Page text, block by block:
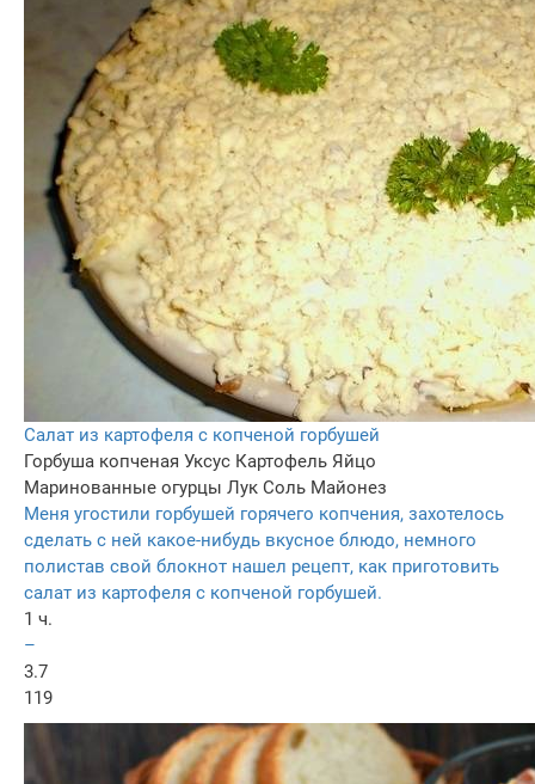
Салат из картофеля с копченой горбушей
Горбуша копченая Уксус Картофель Яйцо
Маринованные огурцы Лук Соль Майонез
Меня угостили горбушей горячего копчения, захотелось
сделать с ней какое-нибудь вкусное блюдо, немного
полистав свой блокнот нашел рецепт, как приготовить
салат из картофеля с копченой горбушей.
1 ч.
–
3.7
119